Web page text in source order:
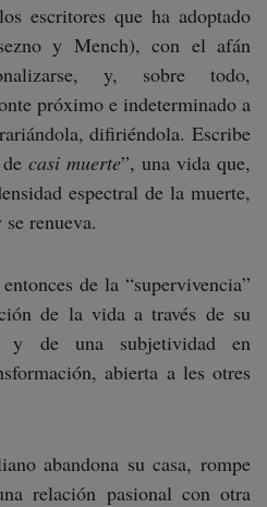
escritores que ha adoptado
y Mench), con el afán
y, sobre todo,
próximo e indeterminado a
difiriéndola. Escribe
casi muerte”, una vida que,
espectral de la muerte,
renueva.
de la “supervivencia”
de la vida a través de su
y de una subjetividad en
abierta a les otres
abandona su casa, rompe
relación pasional con otra